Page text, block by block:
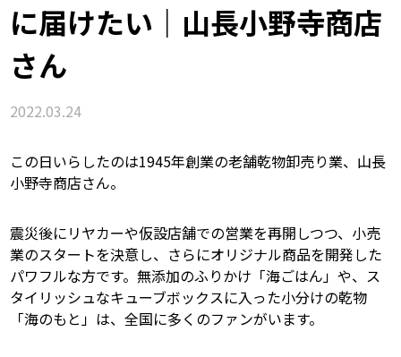
に届けたい｜山長小野寺商店
さん
2022.03.24
この日いらしたのは1945年創業の老舗乾物卸売り業、山長
小野寺商店さん。
震災後にリヤカーや仮設店舗での営業を再開しつつ、小売
業のスタートを決意し、さらにオリジナル商品を開発した
パワフルな方です。無添加のふりかけ「海ごはん」や、ス
タイリッシュなキューブボックスに入った小分けの乾物
「海のもと」は、全国に多くのファンがいます。